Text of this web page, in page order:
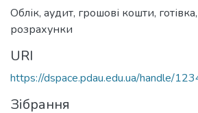
Облік, аудит, грошові кошти, готівка,
розрахунки
URI
https://dspace.pdau.edu.ua/handle/
Зібрання